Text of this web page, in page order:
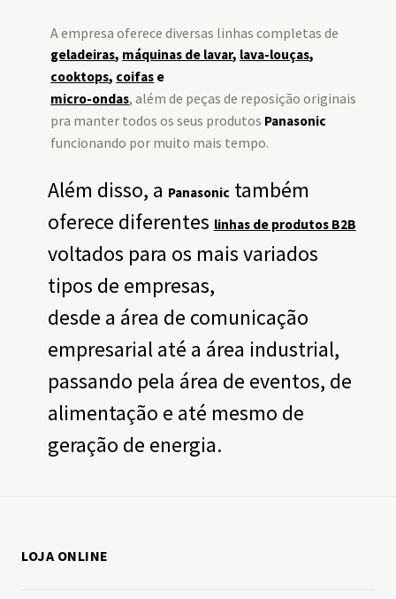
A empresa oferece diversas linhas completas de
geladeiras, máquinas de lavar, lava-louças,
cooktops, coifas e
micro-ondas, além de peças de reposição originais
pra manter todos os seus produtos Panasonic
funcionando por muito mais tempo.
Além disso, a Panasonic também
oferece diferentes linhas de produtos B2B
voltados para os mais variados
tipos de empresas,
desde a área de comunicação
empresarial até a área industrial,
passando pela área de eventos, de
alimentação e até mesmo de
geração de energia.
LOJA ONLINE